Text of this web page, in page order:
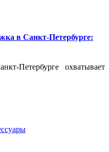
в Санкт-Петербурге:
Петербурге охватывает